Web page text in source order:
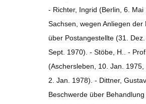
- Richter, Ingrid (Berlin, 6.
Sachsen, wegen Anliegen
über Postangestellte (31.
Sept. 1970). - Stöbe, H.. -
(Aschersleben, 10. Jan.
2. Jan. 1978). - Dittner,
Beschwerde über